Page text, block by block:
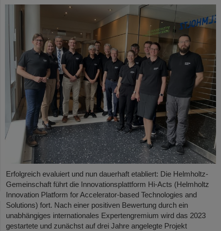
Erfolgreich evaluiert und nun dauerhaft etabliert: Die Helmholtz-
Gemeinschaft führt die Innovationsplattform Hi-Acts (Helmholtz
Innovation Platform for Accelerator-based Technologies and
Solutions) fort. Nach einer positiven Bewertung durch ein
unabhängiges internationales Expertengremium wird das 2023
gestartete und zunächst auf drei Jahre angelegte Projekt